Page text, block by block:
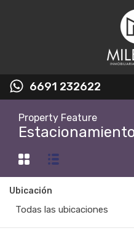
6691 232622
Property Feature
Ubicación
Todas las ubicaciones